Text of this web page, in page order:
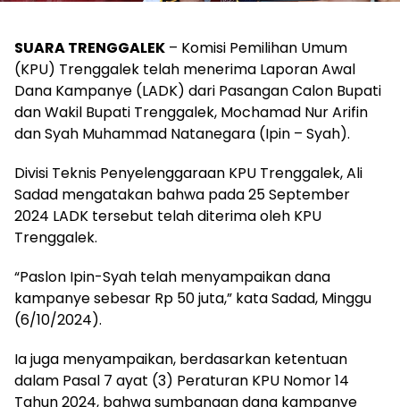
SUARA TRENGGALEK – Komisi Pemilihan Umum
(KPU) Trenggalek telah menerima Laporan Awal
Dana Kampanye (LADK) dari Pasangan Calon Bupati
dan Wakil Bupati Trenggalek, Mochamad Nur Arifin
dan Syah Muhammad Natanegara (Ipin – Syah).
Divisi Teknis Penyelenggaraan KPU Trenggalek, Ali
Sadad mengatakan bahwa pada 25 September
2024 LADK tersebut telah diterima oleh KPU
Trenggalek.
“Paslon Ipin-Syah telah menyampaikan dana
kampanye sebesar Rp 50 juta,” kata Sadad, Minggu
(6/10/2024).
Ia juga menyampaikan, berdasarkan ketentuan
dalam Pasal 7 ayat (3) Peraturan KPU Nomor 14
Tahun 2024, bahwa sumbangan dana kampanye